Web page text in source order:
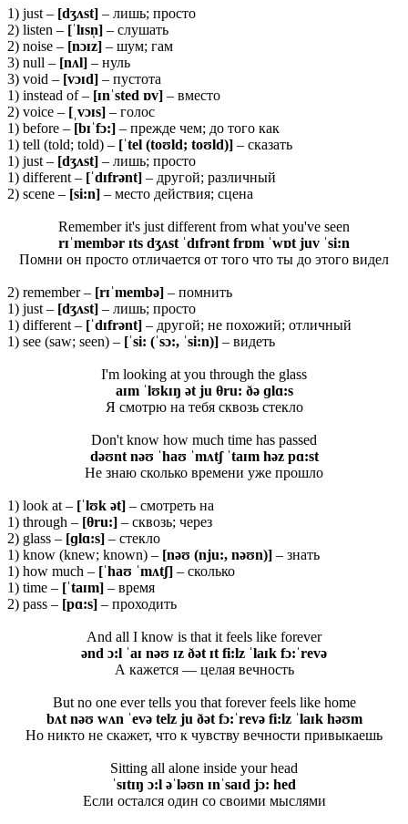
1) just – [dʒʌst] – лишь; просто
2) listen – [ˈlɪsn̩] – слушать
2) noise – [nɔɪz] – шум; гам
3) null – [nʌl] – нуль
3) void – [vɔɪd] – пустота
1) instead of – [ɪnˈsted ɒv] – вместо
2) voice – [ˌ vɔɪs] – голос
1) before – [bɪˈfɔ:] – прежде чем; до того как
1) tell (told; told) – [ˈtel (toʊld; toʊld)] – сказать
1) just – [dʒʌst] – лишь; просто
1) different – [ˈdɪfrənt] – другой; различный
2) scene – [si:n] – место действия; сцена
Remember it's just different from what you've seen
rɪˈmembər ɪts dʒʌst ˈdɪfrənt frɒm ˈwɒt juv ˈsi:n
Помни он просто отличается от того что ты до этого видел
2) remember – [rɪˈmembə] – помнить
1) just – [dʒʌst] – лишь; просто
1) different – [ˈdɪfrənt] – другой; не похожий; отличный
1) see (saw; seen) – [ˈsi: (ˈsɔ:, ˈsi:n)] – видеть
I'm looking at you through the glass
aɪm ˈlʊkɪŋ ət ju θru: ðə ɡlɑ:s
Я смотрю на тебя сквозь стекло
Don't know how much time has passed
dəʊnt nəʊ ˈhaʊ ˈmʌtʃ ˈtaɪm həz pɑ:st
Не знаю сколько времени уже прошло
1) look at – [ˈlʊk ət] – смотреть на
1) through – [θru:] – сквозь; через
2) glass – [ɡlɑ:s] – стекло
1) know (knew; known) – [nəʊ (nju:, nəʊn)] – знать
1) how much – [ˈhaʊ ˈmʌtʃ] – сколько
1) time – [ˈtaɪm] – время
2) pass – [pɑ:s] – проходить
And all I know is that it feels like forever
ənd ɔ:l ˈaɪ nəʊ ɪz ðət ɪt fi:lz ˈlaɪk fɔ:ˈrevə
А кажется — целая вечность
But no one ever tells you that forever feels like home
bʌt nəʊ wʌn ˈevə telz ju ðət fɔ:ˈrevə fi:lz ˈlaɪk həʊm
Но никто не скажет, что к чувству вечности привыкаешь
Sitting all alone inside your head
ˈsɪtɪŋ ɔ:l əˈləʊn ɪnˈsaɪd jɔ: hed
Если остался один со своими мыслями